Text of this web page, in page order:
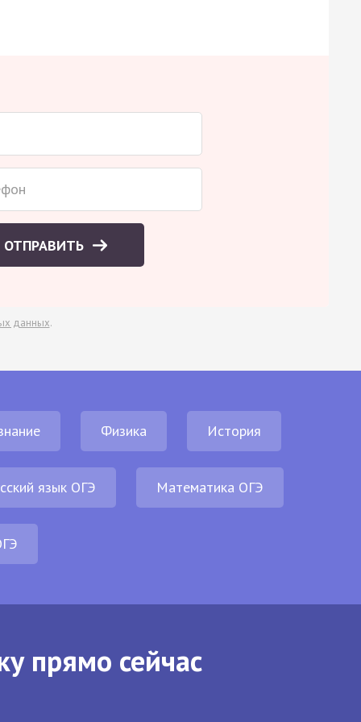
ОТПРАВИТЬ
данных.
Физика История
язык ОГЭ Математика ОГЭ
прямо сейчас